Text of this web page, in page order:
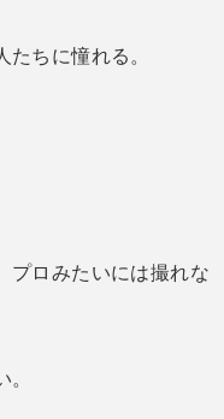
ちに憧れる。
プロみたいには撮れな